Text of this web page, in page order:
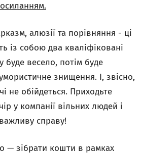
алюзії та порівняння - ці
із собою два кваліфіковані
буде весело, потім буде
знищення. І, звісно,
не обійдеться. Приходьте
у компанії вільних людей і
справу!
— зібрати кошти в рамках